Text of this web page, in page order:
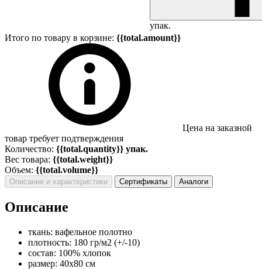
упак.
Итого по товару в корзине: {{total.amount}}
Цена на заказной
товар требует подтверждения
Количество: {{total.quantity}} упак.
Вес товара: {{total.weight}}
Объем: {{total.volume}}
Описание и характеристики Сертификаты Аналоги
Описание
ткань: вафельное полотно
плотность: 180 гр/м2 (+/-10)
состав: 100% хлопок
размер: 40х80 см